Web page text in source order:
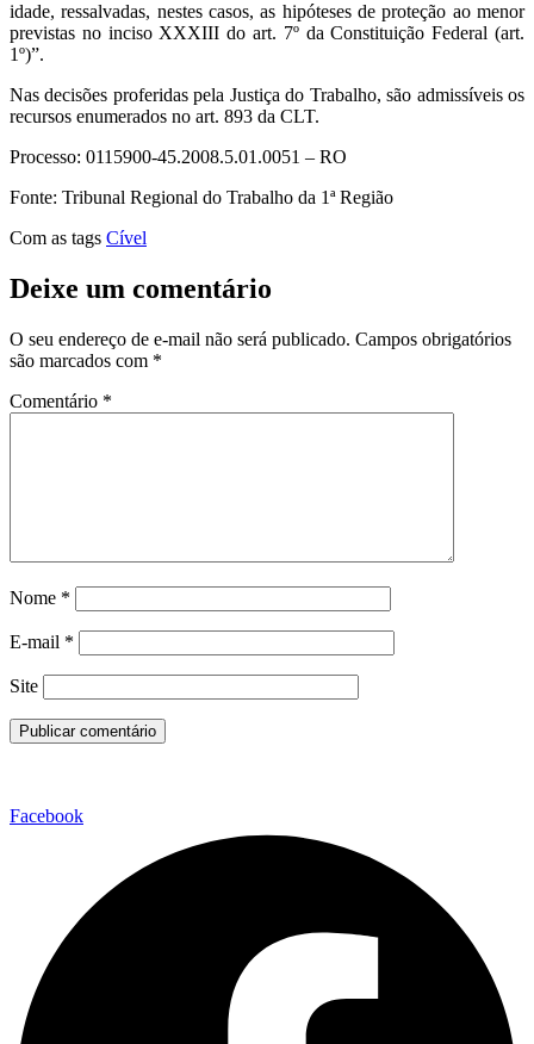
idade, ressalvadas, nestes casos, as hipóteses de proteção ao menor
previstas no inciso XXXIII do art. 7º da Constituição Federal (art.
1º)”.
Nas decisões proferidas pela Justiça do Trabalho, são admissíveis os
recursos enumerados no art. 893 da CLT.
Processo: 0115900-45.2008.5.01.0051 – RO
Fonte: Tribunal Regional do Trabalho da 1ª Região
Com as tags Cível
Deixe um comentário
O seu endereço de e-mail não será publicado. Campos obrigatórios
são marcados com *
Comentário *
Nome *
E-mail *
Site
Facebook